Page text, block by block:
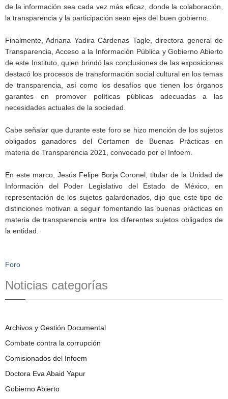
de la información sea cada vez más eficaz, donde la colaboración,
la transparencia y la participación sean ejes del buen gobierno.
Finalmente, Adriana Yadira Cárdenas Tagle, directora general de
Transparencia, Acceso a la Información Pública y Gobierno Abierto
de este Instituto, quien brindó las conclusiones de las exposiciones
destacó los procesos de transformación social cultural en los temas
de transparencia, así como los desafíos que tienen los órganos
garantes en promover políticas públicas adecuadas a las
necesidades actuales de la sociedad.
Cabe señalar que durante este foro se hizo mención de los sujetos
obligados ganadores del Certamen de Buenas Prácticas en
materia de Transparencia 2021, convocado por el Infoem.
En este marco, Jesús Felipe Borja Coronel, titular de la Unidad de
Información del Poder Legislativo del Estado de México, en
representación de los sujetos galardonados, dijo que este tipo de
distinciones motivan a seguir fomentando las buenas prácticas en
materia de transparencia entre los diferentes sujetos obligados de
la entidad.
Foro
Noticias categorías
Archivos y Gestión Documental
Combate contra la corrupción
Comisionados del Infoem
Doctora Eva Abaid Yapur
Gobierno Abierto